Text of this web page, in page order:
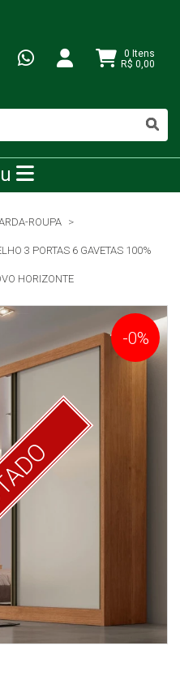
0 Itens
R$ 0,00
ROUPA
3 PORTAS 6 GAVETAS 100%
HORIZONTE
-0%